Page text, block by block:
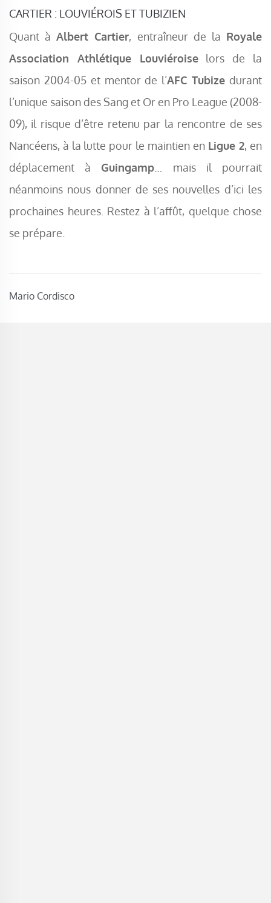
Mario Cordisco
CARTIER : LOUVIÉROIS ET TUBIZIEN
Quant àAlbert Cartier, entraîneur de la Royale
Association Athlétique Louviéroiselors de la
saison 2004-05 et mentor de l’AFC Tubize durant
l’unique saison des Sang et Or en Pro League (2008-
09), il risque d’être retenu par la rencontre de ses
Nancéens, à la lutte pour le maintien enLigue 2, en
déplacement à Guingamp … mais il pourrait
néanmoins nous donner de ses nouvelles d’ici les
prochaines heures. Restez à l’affût, quelque chose
se prépare.